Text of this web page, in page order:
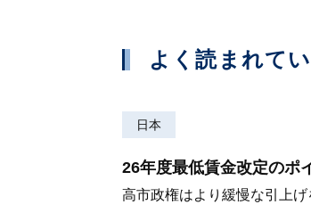
よく読まれて
日本
26年度最低賃金改定のポ
高市政権はより緩慢な引上